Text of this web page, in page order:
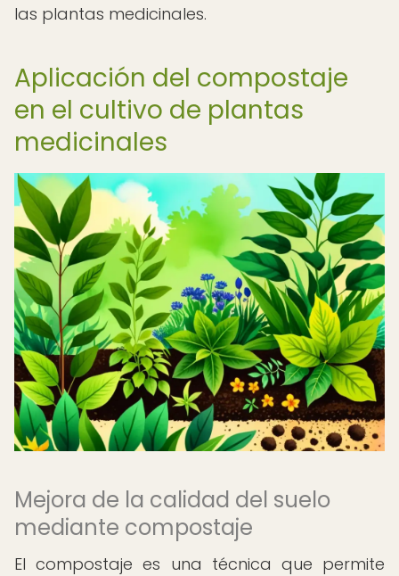
las plantas medicinales.
Aplicación del compostaje
en el cultivo de plantas
medicinales
Mejora de la calidad del suelo
mediante compostaje
El compostaje es una técnica que permite